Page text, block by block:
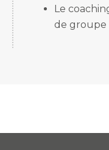
Le
de groupe